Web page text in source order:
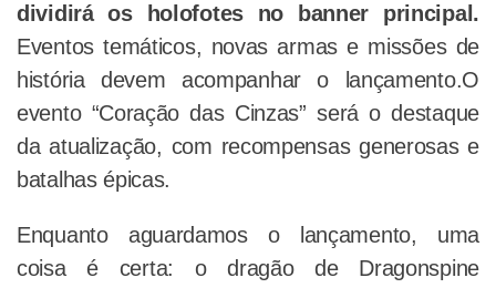
dividirá os holofotes no banner principal.
Eventos temáticos, novas armas e missões de
história devem acompanhar o lançamento.O
evento “Coração das Cinzas” será o destaque
da atualização, com recompensas generosas e
batalhas épicas.
Enquanto aguardamos o lançamento, uma
coisa é certa: o dragão de Dragonspine